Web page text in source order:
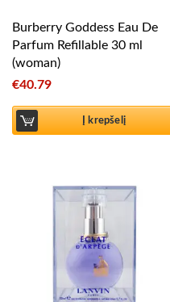
Burberry Goddess Eau De
Parfum Refillable 30 ml
(woman)
€40.79
Į krepšelį